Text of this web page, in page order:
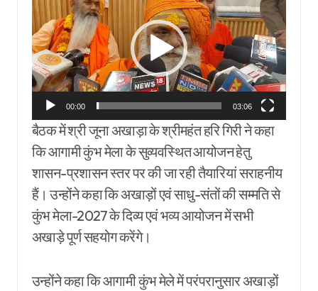
Player
00:00 03:06
बैठक में श्री जूना अखाड़ा के श्रीमहंत हरि गिरी ने कहा
कि आगामी कुंभ मेला के सुव्यवस्थित आयोजन हेतु
शासन-प्रशासन स्तर पर की जा रही तैयारियां सराहनीय
हैं। उन्होंने कहा कि अखाड़ों एवं साधु-संतों की सम्मति से
कुंभ मेला-2027 के दिव्य एवं भव्य आयोजन में सभी
अखाड़े पूर्ण सहयोग करेंगे।
उन्होंने कहा कि आगामी कुंभ मेले में परंपरानुसार अखाड़ों